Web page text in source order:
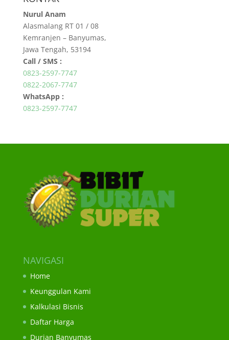
Nurul Anam
Alasmalang RT 01 / 08
Kemranjen – Banyumas,
Jawa Tengah, 53194
Call / SMS :
0823-2597-7747
0822-2067-7747
WhatsApp :
0823-2597-7747
NAVIGASI
Home
Keunggulan Kami
Kalkulasi Bisnis
Daftar Harga
Durian Banyumas